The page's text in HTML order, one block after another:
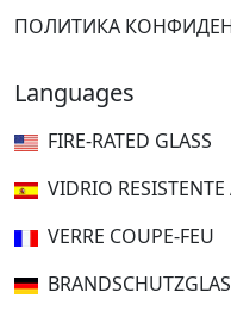
ПОЛИТИКА
Languages
FIRE-RATED GLASS
VIDRIO
VERRE COUPE-FEU
BRANDSCHUTZGLAS